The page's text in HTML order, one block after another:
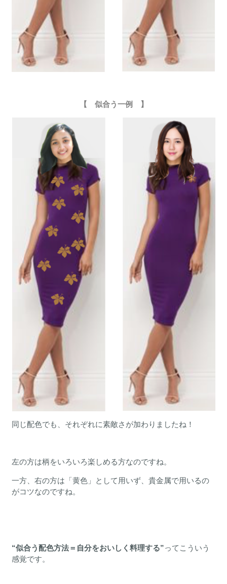
【 似合う一例 】
同じ配色でも、それぞれに素敵さが加わりましたね！
左の方は柄をいろいろ楽しめる方なのですね。
一方、右の方は「黄色」として用いず、貴金属で用いるの
がコツなのですね。
“似合う配色方法＝自分をおいしく料理する”ってこういう
感覚です。